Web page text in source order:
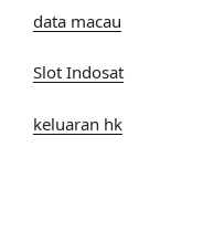
data macau
Slot Indosat
keluaran hk